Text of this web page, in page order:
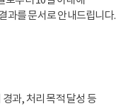
과를 문서로 안내드립니다.
과, 처리 목적 달성 등